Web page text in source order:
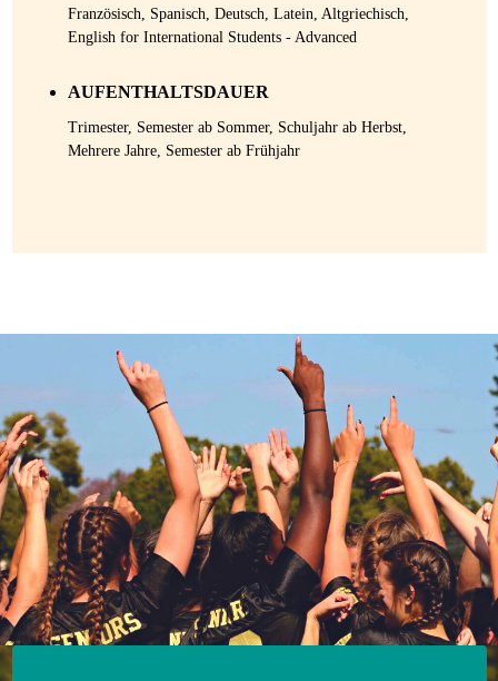
Französisch, Spanisch, Deutsch, Latein, Altgriechisch,
English for International Students - Advanced
AUFENTHALTSDAUER
Trimester, Semester ab Sommer, Schuljahr ab Herbst,
Mehrere Jahre, Semester ab Frühjahr